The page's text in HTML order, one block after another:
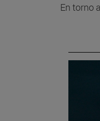
En torno